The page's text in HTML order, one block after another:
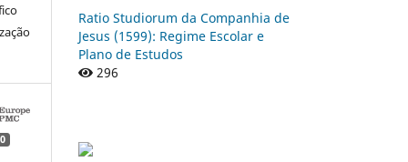
0
Ratio Studiorum da Companhia de
Jesus (1599): Regime Escolar e
Plano de Estudos
296